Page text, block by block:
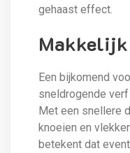
gehaast effect.
Makkelijk
Een bijkomend
sneldrogende verf
Met een snellere
knoeien en
betekent dat